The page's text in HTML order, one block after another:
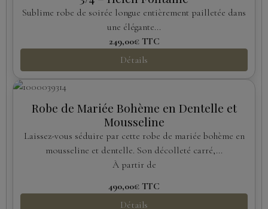
Sublime robe de soirée longue entièrement pailletée dans
une élégante...
249,00€ TTC
Détails
Robe de Mariée Bohème en Dentelle et
Mousseline
Laissez-vous séduire par cette robe de mariée bohème en
mousseline et dentelle. Son décolleté carré,...
À partir de
490,00€ TTC
Détails